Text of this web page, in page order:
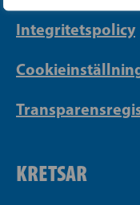
Integritetspolicy
KRETSAR